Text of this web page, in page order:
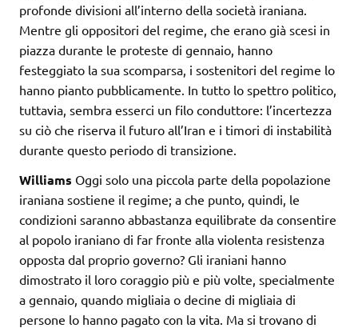
profonde divisioni all’interno della società iraniana.
Mentre gli oppositori del regime, che erano già scesi in
piazza durante le proteste di gennaio, hanno
festeggiato la sua scomparsa, i sostenitori del regime lo
hanno pianto pubblicamente. In tutto lo spettro politico,
tuttavia, sembra esserci un filo conduttore: l’incertezza
su ciò che riserva il futuro all’Iran e i timori di instabilità
durante questo periodo di transizione.
Williams Oggi solo una piccola parte della popolazione
iraniana sostiene il regime; a che punto, quindi, le
condizioni saranno abbastanza equilibrate da consentire
al popolo iraniano di far fronte alla violenta resistenza
opposta dal proprio governo? Gli iraniani hanno
dimostrato il loro coraggio più e più volte, specialmente
a gennaio, quando migliaia o decine di migliaia di
persone lo hanno pagato con la vita. Ma si trovano di